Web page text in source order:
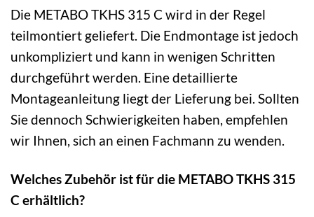
Die METABO TKHS 315 C wird in der Regel
teilmontiert geliefert. Die Endmontage ist jedoch
unkompliziert und kann in wenigen Schritten
durchgeführt werden. Eine detaillierte
Montageanleitung liegt der Lieferung bei. Sollten
Sie dennoch Schwierigkeiten haben, empfehlen
wir Ihnen, sich an einen Fachmann zu wenden.
Welches Zubehör ist für die METABO TKHS 315
C erhältlich?